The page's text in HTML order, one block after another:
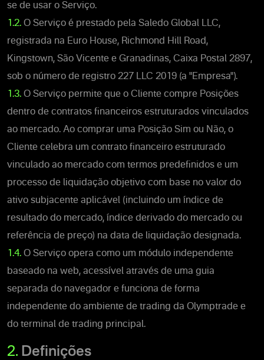
se de usar o Serviço.
1.2. O Serviço é prestado pela Saledo Global LLC,
registrada na Euro House, Richmond Hill Road,
Kingstown, São Vicente e Granadinas, Caixa Postal 2897,
sob o número de registro 227 LLC 2019 (a "Empresa").
1.3. O Serviço permite que o Cliente compre Posições
dentro de contratos financeiros estruturados vinculados
ao mercado. Ao comprar uma Posição Sim ou Não, o
Cliente celebra um contrato financeiro estruturado
vinculado ao mercado com termos predefinidos e um
processo de liquidação objetivo com base no valor do
ativo subjacente aplicável (incluindo um índice de
resultado do mercado, índice derivado do mercado ou
referência de preço) na data de liquidação designada.
1.4. O Serviço opera como um módulo independente
baseado na web, acessível através de uma guia
separada do navegador e funciona de forma
independente do ambiente de trading da Olymptrade e
do terminal de trading principal.
2. Definições